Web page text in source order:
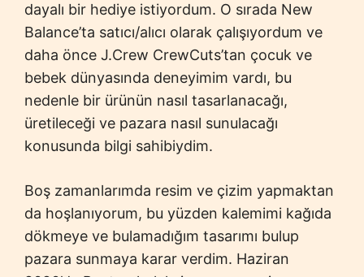
dayalı bir hediye istiyordum. O sırada New
Balance’ta satıcı/alıcı olarak çalışıyordum ve
daha önce J.Crew CrewCuts’tan çocuk ve
bebek dünyasında deneyimim vardı, bu
nedenle bir ürünün nasıl tasarlanacağı,
üretileceği ve pazara nasıl sunulacağı
konusunda bilgi sahibiydim.
Boş zamanlarımda resim ve çizim yapmaktan
da hoşlanıyorum, bu yüzden kalemimi kağıda
dökmeye ve bulamadığım tasarımı bulup
pazara sunmaya karar verdim. Haziran